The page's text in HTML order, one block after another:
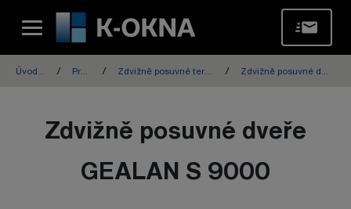
Produkty Zdvižně posuvné terasové dveře - HS portál
Zdvižně posuvné dveře
GEALAN S 9000